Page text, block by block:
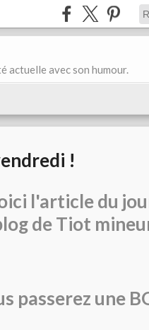
actuelle avec son humour.
!
l'article du
de Tiot
passerez une